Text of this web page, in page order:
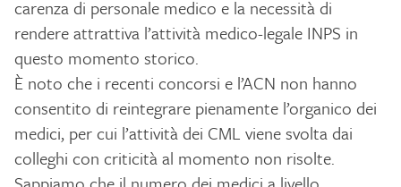
carenza di personale medico e la necessità di
rendere attrattiva l’attività medico-legale INPS in
questo momento storico.
È noto che i recenti concorsi e l’ACN non hanno
consentito di reintegrare pienamente l’organico dei
medici, per cui l’attività dei CML viene svolta dai
colleghi con criticità al momento non risolte.